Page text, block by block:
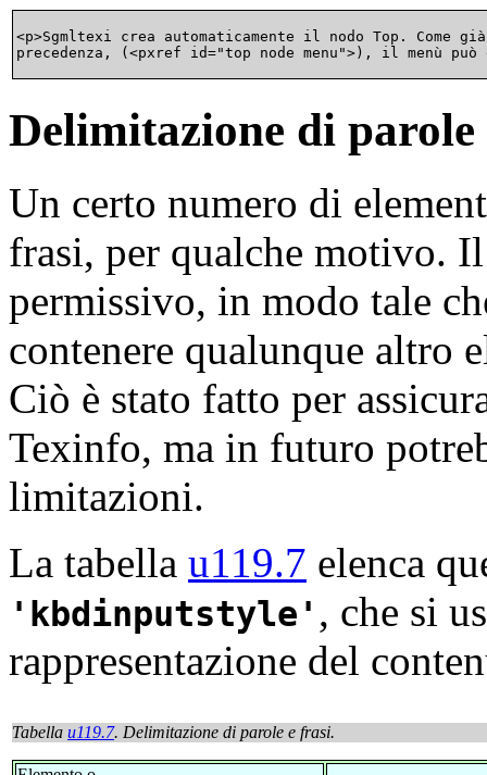
<p>Sgmltexi crea automaticamente il nodo Top. Come
Delimitazione di
Un certo numero di
frasi, per qualche motivo.
permissivo, in modo tale
contenere qualunque altro
Ciò è stato fatto per
Texinfo, ma in futuro
limitazioni.
La tabella u119.7 elenca
kbdinputstyle
, che si
rappresentazione del
Tabella u119.7. Delimitazione di parole e frasi.